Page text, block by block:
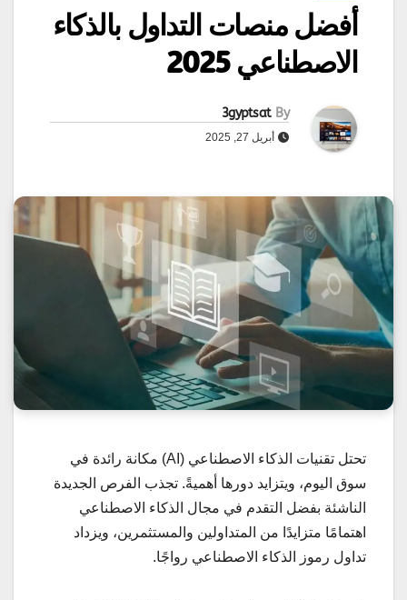
أفضل منصات التداول بالذكاء
الاصطناعي 2025
By
3gyptsat
أبريل 27, 2025
تحتل تقنيات الذكاء الاصطناعي (AI) مكانة رائدة في
سوق اليوم، ويتزايد دورها أهميةً. تجذب الفرص الجديدة
الناشئة بفضل التقدم في مجال الذكاء الاصطناعي
اهتمامًا متزايدًا من المتداولين والمستثمرين، ويزداد
تداول رموز الذكاء الاصطناعي رواجًا.